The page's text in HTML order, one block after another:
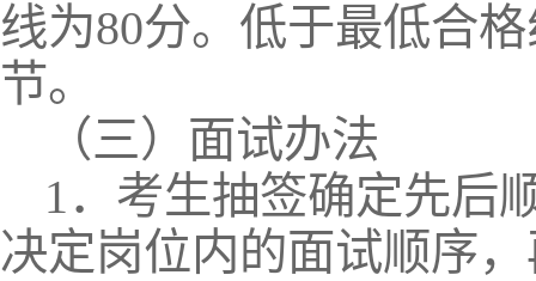
线为80分。低于最低合
节。
（三）面试办法
1．考生抽签确定先后
决定岗位内的面试顺序